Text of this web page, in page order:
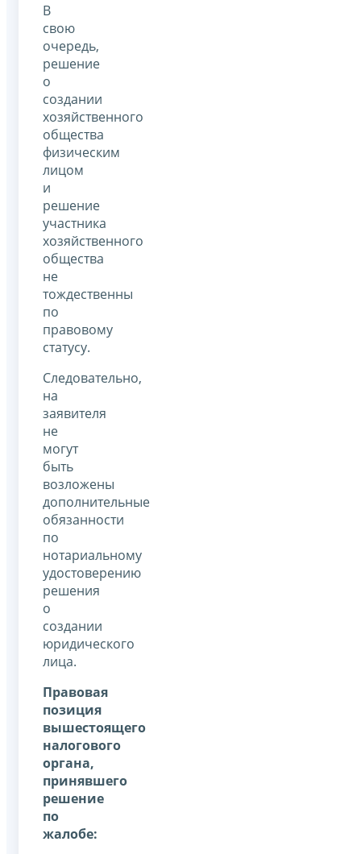
В
свою
очередь,
решение
о
создании
хозяйственного
общества
физическим
лицом
и
решение
участника
хозяйственного
общества
не
тождественны
по
правовому
статусу.
Следовательно,
на
заявителя
не
могут
быть
возложены
дополнительные
обязанности
по
нотариальному
удостоверению
решения
о
создании
юридического
лица.
Правовая
позиция
вышестоящего
налогового
органа,
принявшего
решение
по
жалобе: